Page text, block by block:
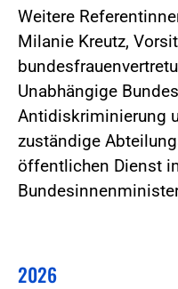
Weitere
Milanie Kreutz,
Unabhängige
Antidiskriminierung
zuständige
öffentlichen Dienst
2026